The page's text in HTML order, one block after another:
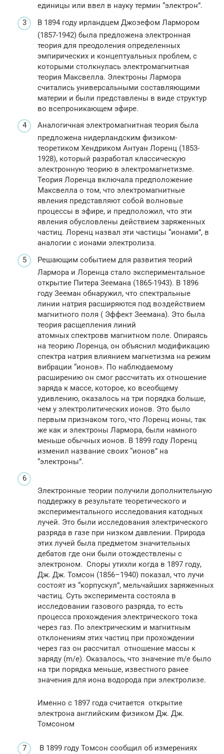
единицы или ввел в науку термин “электрон”.
В 1894 году ирландцем Джозефом Лармором
(1857-1942) была предложена электронная
теория для преодоления определенных
эмпирических и концептуальных проблем, с
которыми столкнулась электромагнитная
теория Максвелла. Электроны Лармора
считались универсальными составляющими
материи и были представлены в виде структур
во всепроникающем эфире.
Аналогичная электромагнитная теория была
предложена нидерландским физиком-
теоретиком Хендриком Антуан Лоренц (1853-
1928), который разработал классическую
электронную теорию в электромагнетизме.
Теория Лоренца включала предположение
Максвелла о том, что электромагнитные
явления представляют собой волновые
процессы в эфире, и предположил, что эти
явления обусловлены действием заряженных
частиц. Лоренц назвал эти частицы “ионами”, в
аналогии с ионами электролиза.
Решающим событием для развития теорий
Лармора и Лоренца стало экспериментальное
открытие Питера Зеемана (1865-1943). В 1896
году Зееман обнаружил, что спектральные
линии натрия расширяются под воздействием
магнитного поля ( Эффект Зеемана). Это была
теория расщепления линий
атомных спектровв магнитном поле. Опираясь
на теорию Лоренца, он объяснил модификацию
спектра натрия влиянием магнетизма на режим
вибрации “ионов». По наблюдаемому
расширению он смог рассчитать их отношение
заряда к массе, которое, ко всеобщему
удивлению, оказалось на три порядка больше,
чем у электролитических ионов. Это было
первым признаком того, что Лоренц ионы, так
же как и электроны Лармора, были намного
меньше обычных ионов. В 1899 году Лоренц
изменил название своих “ионов” на
“электроны”.
Электронные теории получили дополнительную
поддержку в результате теоретического и
экспериментального исследования катодных
лучей. Это были исследования электрического
разряда в газе при низком давлении. Природа
этих лучей была предметом значительных
дебатов где они были отождествлены с
электроном. Споры утихли когда в 1897 году,
Дж. Дж. Томсон (1856–1940) показал, что лучи
состоят из “корпускул”, мельчайших заряженных
частиц. Суть эксперимента состояла в
исследовании газового разряда, то есть
процесса прохождения электрического тока
через газ. По электрическим и магнитным
отклонениям этих частиц при прохождении
через газ он рассчитал отношение массы к
заряду (m/е). Оказалось, что значение m/e было
на три порядка меньше, известного ранее
значения для иона водорода при электролизе.
Именно с 1897 года считается открытие
электрона английским физиком Дж. Дж.
Томсоном
В 1899 году Томсон сообщил об измерениях